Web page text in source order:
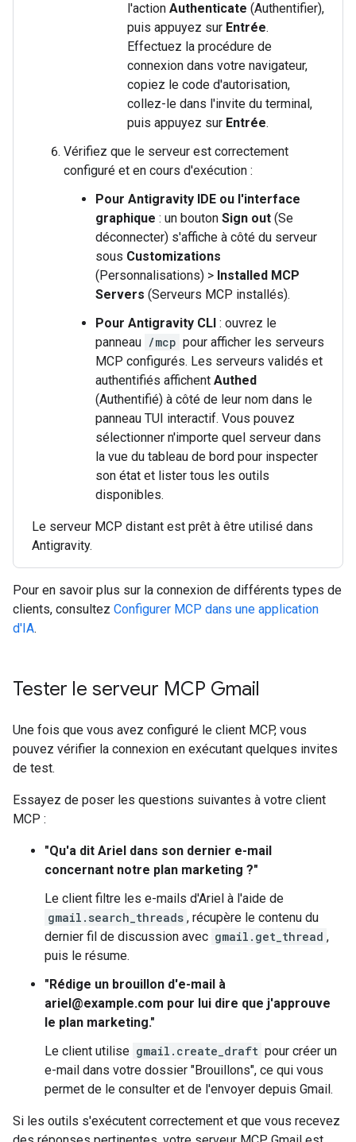
l'action Authenticate (Authentifier),
puis appuyez sur Entrée.
Effectuez la procédure de
connexion dans votre navigateur,
copiez le code d'autorisation,
collez-le dans l'invite du terminal,
puis appuyez sur Entrée.
Vérifiez que le serveur est correctement
configuré et en cours d'exécution :
Pour Antigravity IDE ou l'interface
graphique : un bouton Sign out (Se
déconnecter) s'affiche à côté du serveur
sous Customizations
(Personnalisations) > Installed MCP
Servers (Serveurs MCP installés).
Pour Antigravity CLI : ouvrez le
panneau /mcp pour afficher les serveurs
MCP configurés. Les serveurs validés et
authentifiés affichent Authed
(Authentifié) à côté de leur nom dans le
panneau TUI interactif. Vous pouvez
sélectionner n'importe quel serveur dans
la vue du tableau de bord pour inspecter
son état et lister tous les outils
disponibles.
Le serveur MCP distant est prêt à être utilisé dans
Antigravity.
Pour en savoir plus sur la connexion de différents types de
clients, consultez Configurer MCP dans une application
d'IA.
Tester le serveur MCP Gmail
Une fois que vous avez configuré le client MCP, vous
pouvez vérifier la connexion en exécutant quelques invites
de test.
Essayez de poser les questions suivantes à votre client
MCP :
"Qu'a dit Ariel dans son dernier e-mail
concernant notre plan marketing ?"
Le client filtre les e-mails d'Ariel à l'aide de
gmail.search_threads , récupère le contenu du
dernier fil de discussion avec gmail.get_thread ,
puis le résume.
"Rédige un brouillon d'e-mail à
ariel@example.com pour lui dire que j'approuve
le plan marketing."
Le client utilise gmail.create_draft pour créer un
e-mail dans votre dossier "Brouillons", ce qui vous
permet de le consulter et de l'envoyer depuis Gmail.
Si les outils s'exécutent correctement et que vous recevez